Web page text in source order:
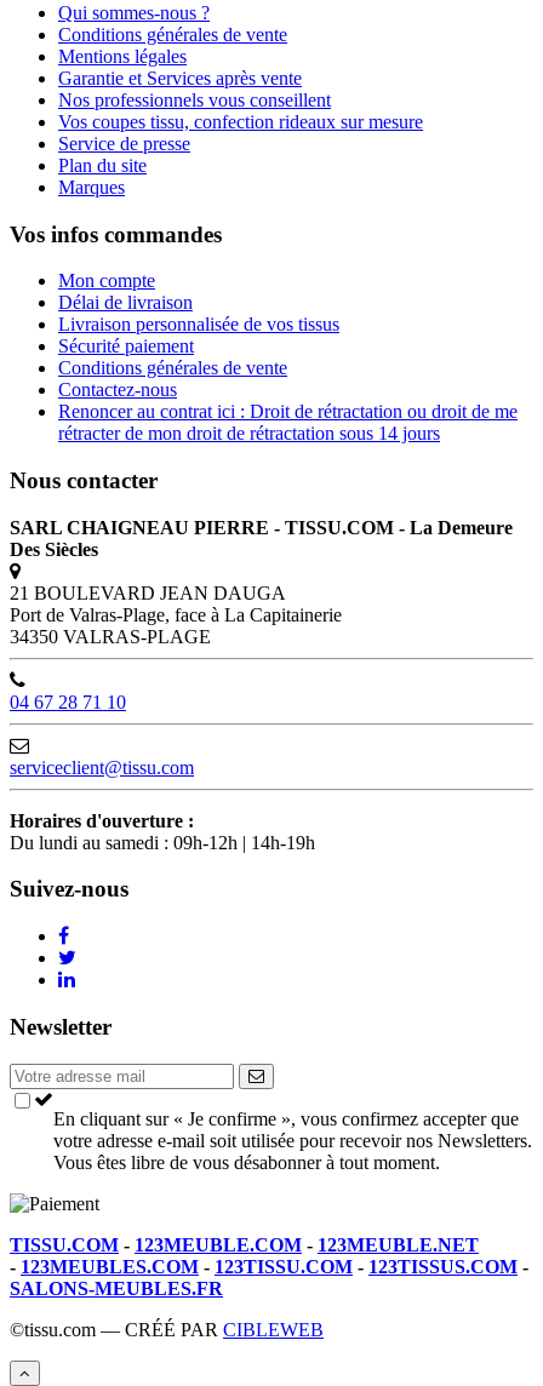
Qui sommes-nous ?
Conditions générales de vente
Mentions légales
Garantie et Services après vente
Nos professionnels vous conseillent
Vos coupes tissu, confection rideaux sur mesure
Service de presse
Plan du site
Marques
Vos infos commandes
Mon compte
Délai de livraison
Livraison personnalisée de vos tissus
Sécurité paiement
Conditions générales de vente
Contactez-nous
Renoncer au contrat ici : Droit de rétractation ou droit de me
rétracter de mon droit de rétractation sous 14 jours
Nous contacter
SARL CHAIGNEAU PIERRE - TISSU.COM - La Demeure
Des Siècles
21 BOULEVARD JEAN DAUGA
Port de Valras-Plage, face à La Capitainerie
34350 VALRAS-PLAGE
04 67 28 71 10
serviceclient@tissu.com
Horaires d'ouverture :
Du lundi au samedi : 09h-12h | 14h-19h
Suivez-nous
Newsletter
En cliquant sur « Je confirme », vous confirmez accepter que
votre adresse e-mail soit utilisée pour recevoir nos Newsletters.
Vous êtes libre de vous désabonner à tout moment.
TISSU.COM - 123MEUBLE.COM - 123MEUBLE.NET
- 123MEUBLES.COM - 123TISSU.COM - 123TISSUS.COM -
SALONS-MEUBLES.FR
©tissu.com — CRÉÉ PAR CIBLEWEB